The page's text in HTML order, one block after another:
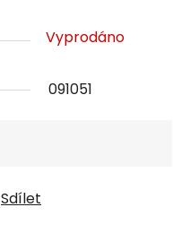
Vyprodáno
091051
Sdílet